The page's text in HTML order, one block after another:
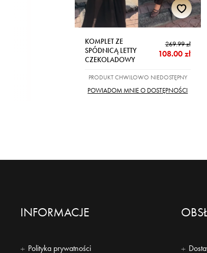
KOMPLET ZE
SPÓDNICĄ LETTY
CZEKOLADOWY
269.99 zł
108.00 zł
PRODUKT CHWILOWO NIEDOSTĘPNY
POWIADOM MNIE O DOSTĘPNOŚCI
INFORMACJE
Polityka prywatności